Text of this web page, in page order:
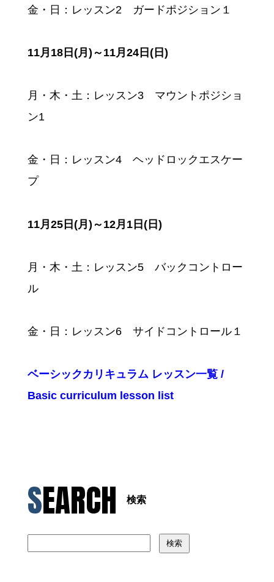
金・日：レッスン2 ガードポジション１
11月18日(月)～11月24日(日)
月・木・土：レッスン3 マウントポジショ
ン1
金・日 ： レッスン4 ヘッドロックエスケー
プ
11月25日(月)～12月1日(日)
月・木・土：レッスン5 バックコントロー
ル
金・日 ： レッスン6 サイドコントロール１
ベーシックカリキュラム レッスン一覧 /
Basic curriculum lesson list
SEARCH 検索
検索